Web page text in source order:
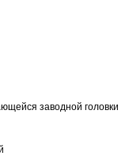
заводной головки